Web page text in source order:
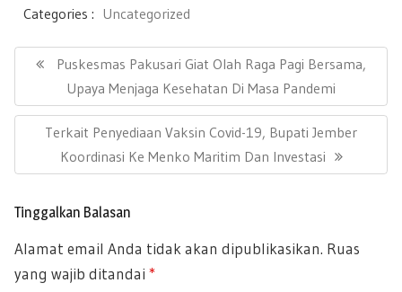
e
b
oo
k
tt
er
ail at
s
A
p
p
e
Categories : Uncategorized
N
g
i
o
P
E
V
U
P
O
Puskesmas Pakusari Giat Olah Raga Pagi Bersama,
Upaya Menjaga Kesehatan Di Masa Pandemi
N
X
O
S
Terkait Penyediaan Vaksin Covid-19, Bupati Jember
Koordinasi Ke Menko Maritim Dan Investasi
Tinggalkan Balasan
Alamat email Anda tidak akan dipublikasikan. Ruas
yang wajib ditandai *